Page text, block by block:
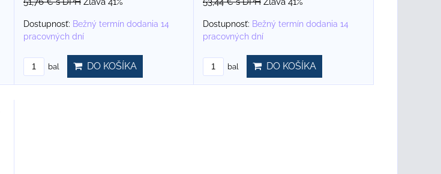
Dostupnosť: Bežný termín dodania 14
pracovných dní
bal DO KOŠÍKA
Dostupnosť: Bežný termín dodania 14
pracovných dní
bal DO KOŠÍKA